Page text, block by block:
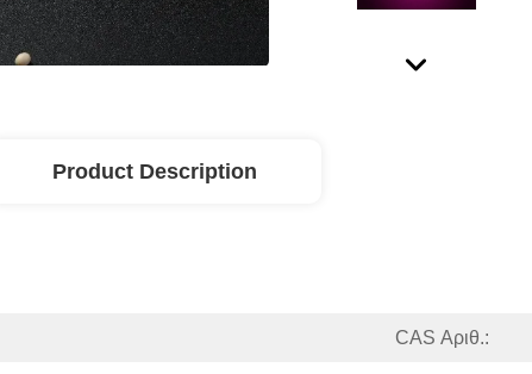
Product Description
CAS Αριθ.: